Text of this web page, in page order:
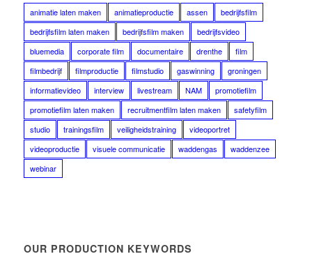
animatie laten maken animatieproductie assen
bedrijfsfilm
bedrijfsfilm laten maken
bedrijfsfilm maken
bedrijfsvideo
bluemedia
corporate film documentaire drenthe
film
filmbedrijf
filmproductie filmstudio gaswinning
groningen
informatievideo
interview livestream NAM
promotiefilm
promotiefilm laten maken
recruitmentfilm laten maken
safetyfilm
studio
trainingsfilm veiligheidstraining
videoportret
videoproductie
visuele communicatie waddengas
waddenzee
webinar
OUR PRODUCTION KEYWORDS